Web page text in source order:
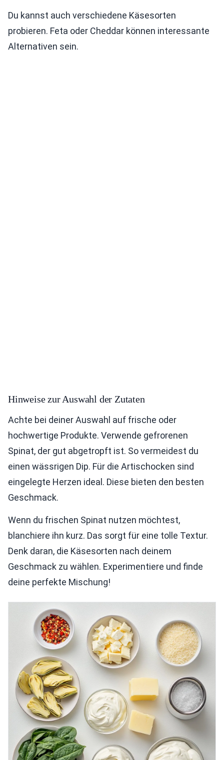
Du kannst auch verschiedene Käsesorten
probieren. Feta oder Cheddar können interessante
Alternativen sein.
Hinweise zur Auswahl der Zutaten
Achte bei deiner Auswahl auf frische oder
hochwertige Produkte. Verwende gefrorenen
Spinat, der gut abgetropft ist. So vermeidest du
einen wässrigen Dip. Für die Artischocken sind
eingelegte Herzen ideal. Diese bieten den besten
Geschmack.
Wenn du frischen Spinat nutzen möchtest,
blanchiere ihn kurz. Das sorgt für eine tolle Textur.
Denk daran, die Käsesorten nach deinem
Geschmack zu wählen. Experimentiere und finde
deine perfekte Mischung!